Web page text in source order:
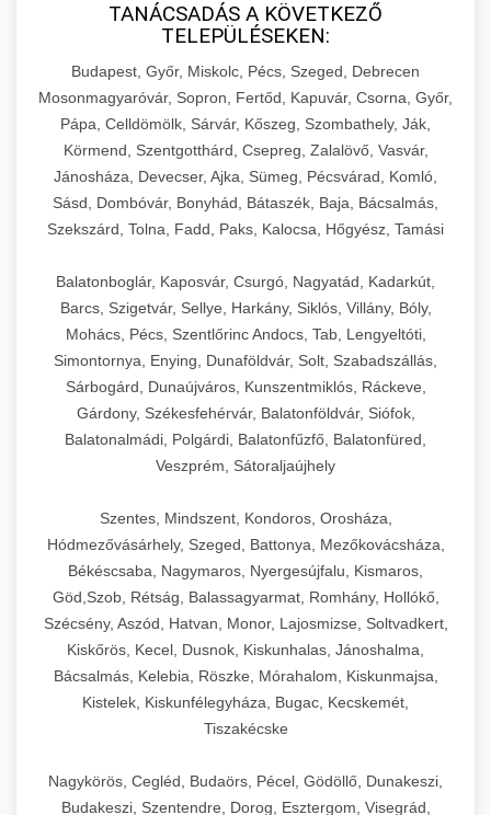
TANÁCSADÁS A KÖVETKEZŐ
TELEPÜLÉSEKEN:
Budapest, Győr, Miskolc, Pécs, Szeged, Debrecen
Mosonmagyaróvár, Sopron, Fertőd, Kapuvár, Csorna, Győr,
Pápa, Celldömölk, Sárvár, Kőszeg, Szombathely, Ják,
Körmend, Szentgotthárd, Csepreg, Zalalövő, Vasvár,
Jánosháza, Devecser, Ajka, Sümeg, Pécsvárad, Komló,
Sásd, Dombóvár, Bonyhád, Bátaszék, Baja, Bácsalmás,
Szekszárd, Tolna, Fadd, Paks, Kalocsa, Hőgyész, Tamási
Balatonboglár, Kaposvár, Csurgó, Nagyatád, Kadarkút,
Barcs, Szigetvár, Sellye, Harkány, Siklós, Villány, Bóly,
Mohács, Pécs, Szentlőrinc Andocs, Tab, Lengyeltóti,
Simontornya, Enying, Dunaföldvár, Solt, Szabadszállás,
Sárbogárd, Dunaújváros, Kunszentmiklós, Ráckeve,
Gárdony, Székesfehérvár, Balatonföldvár, Siófok,
Balatonalmádi, Polgárdi, Balatonfűzfő, Balatonfüred,
Veszprém, Sátoraljaújhely
Szentes, Mindszent, Kondoros, Orosháza,
Hódmezővásárhely, Szeged, Battonya, Mezőkovácsháza,
Békéscsaba, Nagymaros, Nyergesújfalu, Kismaros,
Göd,Szob, Rétság, Balassagyarmat, Romhány, Hollókő,
Szécsény, Aszód, Hatvan, Monor, Lajosmizse, Soltvadkert,
Kiskőrös, Kecel, Dusnok, Kiskunhalas, Jánoshalma,
Bácsalmás, Kelebia, Röszke, Mórahalom, Kiskunmajsa,
Kistelek, Kiskunfélegyháza, Bugac, Kecskemét,
Tiszakécske
Nagykörös, Cegléd, Budaörs, Pécel, Gödöllő, Dunakeszi,
Budakeszi, Szentendre, Dorog, Esztergom, Visegrád,